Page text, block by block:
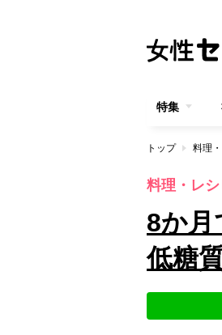
特集
トップ 料理
料理・レ
8か月
低糖